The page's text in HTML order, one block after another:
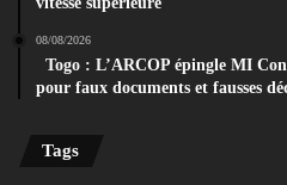
08/08/2026
Togo : L’ARCOP épingle MI
pour faux documents et fausses
Tags